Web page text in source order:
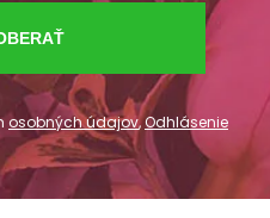
osobných údajov,Odhlásenie